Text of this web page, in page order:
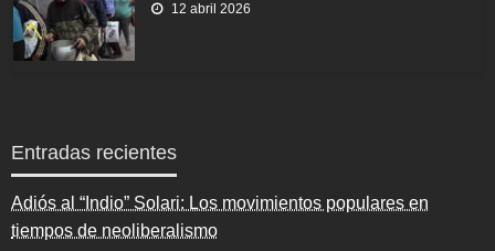
12 abril 2026
Entradas recientes
Adiós al “Indio” Solari: Los movimientos populares en
tiempos de neoliberalismo